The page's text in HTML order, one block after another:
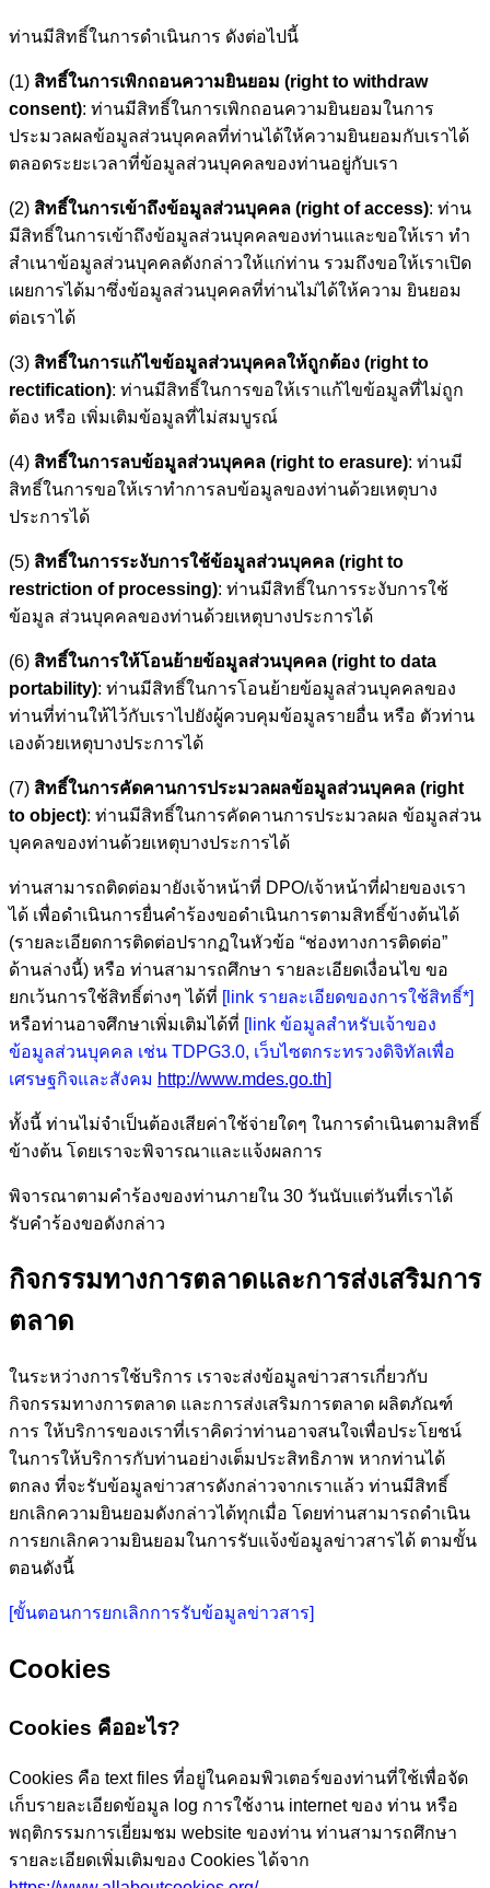
ท่านมีสิทธิ์ในการดำเนินการ ดังต่อไปนี้
(1) สิทธิ์ในการเพิกถอนความยินยอม (right to withdraw
consent): ท่านมีสิทธิ์ในการเพิกถอนความยินยอมในการ
ประมวลผลข้อมูลส่วนบุคคลที่ท่านได้ให้ความยินยอมกับเราได้
ตลอดระยะเวลาที่ข้อมูลส่วนบุคคลของท่านอยู่กับเรา
(2) สิทธิ์ในการเข้าถึงข้อมูลส่วนบุคคล (right of access): ท่าน
มีสิทธิ์ในการเข้าถึงข้อมูลส่วนบุคคลของท่านและขอให้เรา ทำ
สำเนาข้อมูลส่วนบุคคลดังกล่าวให้แก่ท่าน รวมถึงขอให้เราเปิด
เผยการได้มาซึ่งข้อมูลส่วนบุคคลที่ท่านไม่ได้ให้ความ ยินยอม
ต่อเราได้
(3) สิทธิ์ในการแก้ไขข้อมูลส่วนบุคคลให้ถูกต้อง (right to
rectification): ท่านมีสิทธิ์ในการขอให้เราแก้ไขข้อมูลที่ไม่ถูก
ต้อง หรือ เพิ่มเติมข้อมูลที่ไม่สมบูรณ์
(4) สิทธิ์ในการลบข้อมูลส่วนบุคคล (right to erasure): ท่านมี
สิทธิ์ในการขอให้เราทำการลบข้อมูลของท่านด้วยเหตุบาง
ประการได้
(5) สิทธิ์ในการระงับการใช้ข้อมูลส่วนบุคคล (right to
restriction of processing): ท่านมีสิทธิ์ในการระงับการใช้
ข้อมูล ส่วนบุคคลของท่านด้วยเหตุบางประการได้
(6) สิทธิ์ในการให้โอนย้ายข้อมูลส่วนบุคคล (right to data
portability): ท่านมีสิทธิ์ในการโอนย้ายข้อมูลส่วนบุคคลของ
ท่านที่ท่านให้ไว้กับเราไปยังผู้ควบคุมข้อมูลรายอื่น หรือ ตัวท่าน
เองด้วยเหตุบางประการได้
(7) สิทธิ์ในการคัดคานการประมวลผลข้อมูลส่วนบุคคล (right
to object): ท่านมีสิทธิ์ในการคัดคานการประมวลผล ข้อมูลส่วน
บุคคลของท่านด้วยเหตุบางประการได้
ท่านสามารถติดต่อมายังเจ้าหน้าที่ DPO/เจ้าหน้าที่ฝ่ายของเรา
ได้ เพื่อดำเนินการยื่นคำร้องขอดำเนินการตามสิทธิ์ข้างต้นได้
(รายละเอียดการติดต่อปรากฏในหัวข้อ “ช่องทางการติดต่อ”
ด้านล่างนี้) หรือ ท่านสามารถศึกษา รายละเอียดเงื่อนไข ขอ
ยกเว้นการใช้สิทธิ์ต่างๆ ได้ที่ [link รายละเอียดของการใช้สิทธิ์*]
หรือท่านอาจศึกษาเพิ่มเติมได้ที่ [link ข้อมูลสำหรับเจ้าของ
ข้อมูลส่วนบุคคล เช่น TDPG3.0, เว็บไซตกระทรวงดิจิทัลเพื่อ
เศรษฐกิจและสังคม http://www.mdes.go.th]
ทั้งนี้ ท่านไม่จำเป็นต้องเสียค่าใช้จ่ายใดๆ ในการดำเนินตามสิทธิ์
ข้างต้น โดยเราจะพิจารณาและแจ้งผลการ
พิจารณาตามคำร้องของท่านภายใน 30 วันนับแต่วันที่เราได้
รับคำร้องขอดังกล่าว
กิจกรรมทางการตลาดและการส่งเสริมการ
ตลาด
ในระหว่างการใช้บริการ เราจะส่งข้อมูลข่าวสารเกี่ยวกับ
กิจกรรมทางการตลาด และการส่งเสริมการตลาด ผลิตภัณฑ์
การ ให้บริการของเราที่เราคิดว่าท่านอาจสนใจเพื่อประโยชน์
ในการให้บริการกับท่านอย่างเต็มประสิทธิภาพ หากท่านได้
ตกลง ที่จะรับข้อมูลข่าวสารดังกล่าวจากเราแล้ว ท่านมีสิทธิ์
ยกเลิกความยินยอมดังกล่าวได้ทุกเมื่อ โดยท่านสามารถดำเนิน
การยกเลิกความยินยอมในการรับแจ้งข้อมูลข่าวสารได้ ตามขั้น
ตอนดังนี้
[ขั้นตอนการยกเลิกการรับข้อมูลข่าวสาร]
Cookies
Cookies คืออะไร?
Cookies คือ text files ที่อยู่ในคอมพิวเตอร์ของท่านที่ใช้เพื่อจัด
เก็บรายละเอียดข้อมูล log การใช้งาน internet ของ ท่าน หรือ
พฤติกรรมการเยี่ยมชม website ของท่าน ท่านสามารถศึกษา
รายละเอียดเพิ่มเติมของ Cookies ได้จาก